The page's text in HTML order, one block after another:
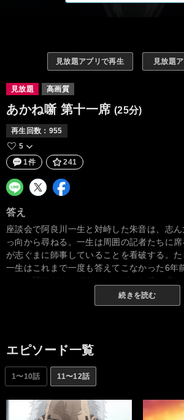
見放題アプリで再生 見放題
見放題 高画質
あかね噺 第十一席 (25分)
再生回数： 955
5
1件
241
答え
座談会で阿良川一生と対峙した朱音は、志
っ向から尋ねる。一生は周囲の記者たちに
が志ぐまに師事していることを看破する。た
一生はこれまで一度も答えてこなかった6年
ついに語りだすのであった。ずっと追い求
由を知った朱音の胸に去来するものとは…。
続きを読む
エピソード一覧
1〜10話 11〜12話